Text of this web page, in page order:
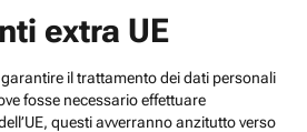
extra UE
il trattamento dei dati personali
fosse necessario effettuare
questi avverranno anzitutto verso